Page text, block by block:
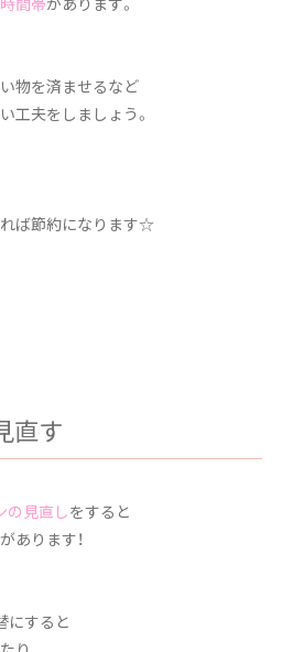
物を済ませるなど
工夫をしましょう。
ば節約になります☆
直す
の見直しをすると
あります！
にすると